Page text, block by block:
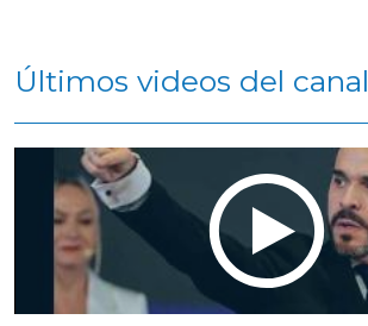
Últimos videos del canal